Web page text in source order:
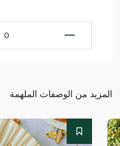
0
المزيد من الوصفات الملهمة